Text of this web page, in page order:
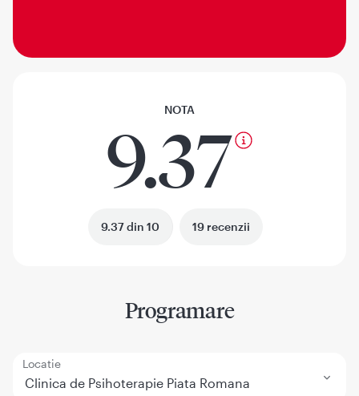
NOTA
9.37
9.37 din 10 19 recenzii
Programare
Locatie
Clinica de Psihoterapie Piata Romana